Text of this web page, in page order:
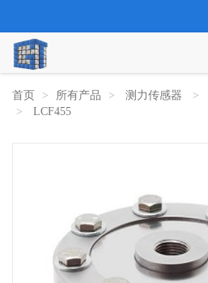
首页 所有产品 测力传感器
LCF455